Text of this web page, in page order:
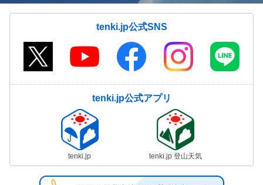
tenki.jp公式SNS
tenki.jp公式アプリ
tenki.jp tenki.jp 登山天気